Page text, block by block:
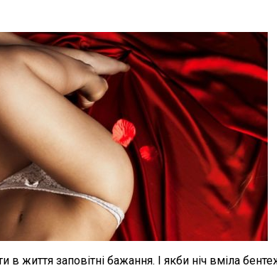
життя заповітні бажання. І якби ніч вміла